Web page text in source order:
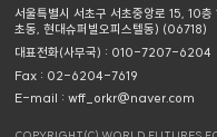
서울특별시 서초구 서초중앙로 15, 10층
초동, 현대슈퍼빌오피스텔동) (06718)
대표전화(사무국) : 010-7207-6204
Fax : 02-6204-7619
E-mail : wff_orkr@naver.com